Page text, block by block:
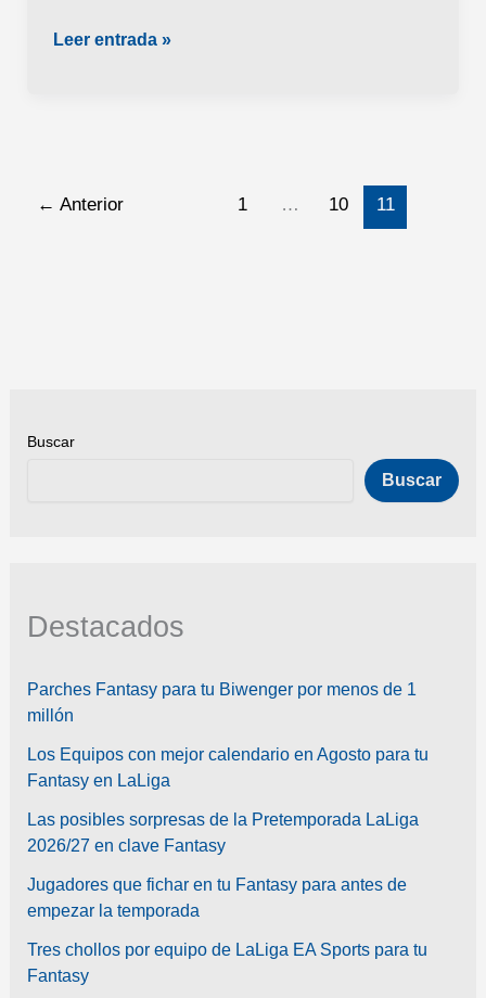
¿Cuándo
que
Leer entrada »
← Anterior 1 … 10 11
Buscar
Buscar
Destacados
Parches Fantasy para tu Biwenger por menos de 1
millón
Los Equipos con mejor calendario en Agosto para tu
Fantasy en LaLiga
Las posibles sorpresas de la Pretemporada LaLiga
2026/27 en clave Fantasy
Jugadores que fichar en tu Fantasy para antes de
empezar la temporada
Tres chollos por equipo de LaLiga EA Sports para tu
Fantasy